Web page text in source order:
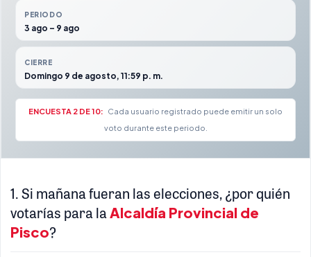
PERIODO
3 ago – 9 ago
CIERRE
Domingo 9 de agosto, 11:59 p. m.
ENCUESTA 2 DE 10:
Cada usuario registrado puede emitir un solo
voto durante este periodo.
1. Si mañana fueran las elecciones, ¿por quién
votarías para laAlcaldía Provincial de
Pisco?